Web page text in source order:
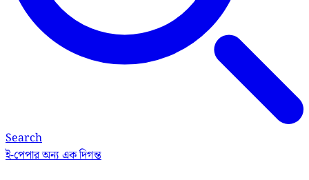
Search
ই-পেপারঅন্য এক দিগন্ত